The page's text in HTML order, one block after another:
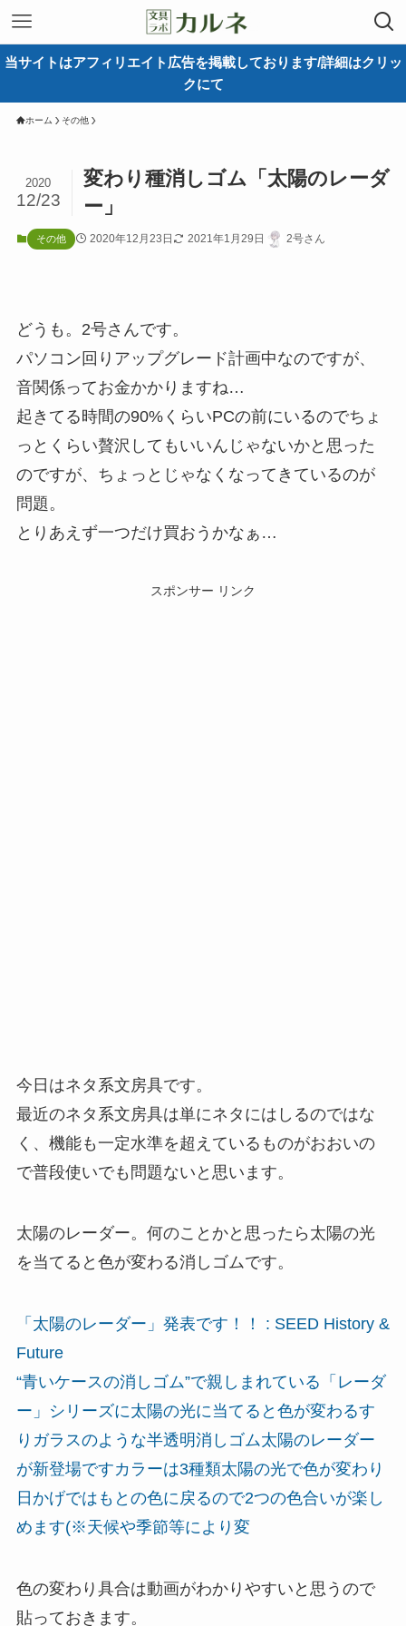
当サイトはアフィリエイト広告を掲載しております/詳細はクリッ
クにて
ホーム その他
変わり種消しゴム「太陽のレーダ
ー」
2020
12/23
その他 2020年12月23日 2021年1月29日 2号さん
どうも。2号さんです。
パソコン回りアップグレード計画中なのですが、
音関係ってお金かかりますね…
起きてる時間の90%くらいPCの前にいるのでちょ
っとくらい贅沢してもいいんじゃないかと思った
のですが、ちょっとじゃなくなってきているのが
問題。
とりあえず一つだけ買おうかなぁ…
スポンサー リンク
今日はネタ系文房具です。
最近のネタ系文房具は単にネタにはしるのではな
く、機能も一定水準を超えているものがおおいの
で普段使いでも問題ないと思います。
太陽のレーダー。何のことかと思ったら太陽の光
を当てると色が変わる消しゴムです。
「太陽のレーダー」発表です！！ : SEED History &
Future
“青いケースの消しゴム”で親しまれている「レーダ
ー」シリーズに太陽の光に当てると色が変わるす
りガラスのような半透明消しゴム太陽のレーダー
が新登場ですカラーは3種類太陽の光で色が変わり
日かげではもとの色に戻るので2つの色合いが楽し
めます(※天候や季節等により変
色の変わり具合は動画がわかりやすいと思うので
貼っておきます。